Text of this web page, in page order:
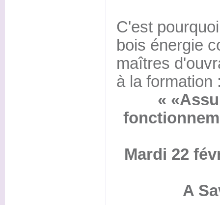
C'est
bois énergie
maîtres
à la formation
«
Mardi 22
A